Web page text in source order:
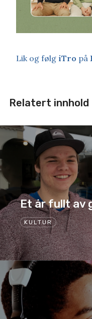
Lik og følg iTro på
Relatert innhold
KULTUR
Et år fullt av